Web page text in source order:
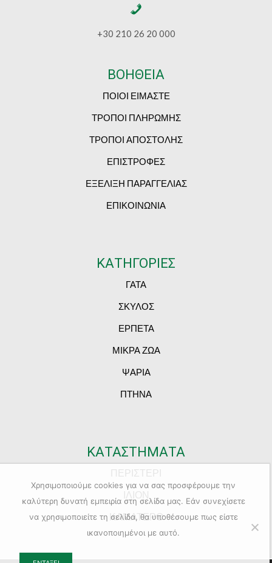
+30 210 26 20 000
ΒΟΗΘΕΙΑ
ΠΟΙΟΙ ΕΙΜΑΣΤΕ
ΤΡΟΠΟΙ ΠΛΗΡΩΜΗΣ
ΤΡΟΠΟΙ ΑΠΟΣΤΟΛΗΣ
ΕΠΙΣΤΡΟΦΕΣ
ΕΞΕΛΙΞΗ ΠΑΡΑΓΓΕΛΙΑΣ
ΕΠΙΚΟΙΝΩΝΙΑ
ΚΑΤΗΓΟΡΙΕΣ
ΓΑΤΑ
ΣΚΥΛΟΣ
ΕΡΠΕΤΑ
ΜΙΚΡΑ ΖΩΑ
ΨΑΡΙΑ
ΠΤΗΝΑ
ΚΑΤΑΣΤΗΜΑΤΑ
ΚΑΜΑΤΕΡΟ
Χρησιμοποιούμε cookies για να σας προσφέρουμε την
καλύτερη δυνατή εμπειρία στη σελίδα μας. Εάν συνεχίσετε
να χρησιμοποιείτε τη σελίδα, θα υποθέσουμε πως είστε
ικανοποιημένοι με αυτό.